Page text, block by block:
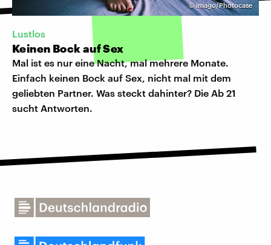
©imago/Photocase
Lustlos
Keinen Bock auf Sex
Mal ist es nur eine Nacht, mal mehrere Monate.
Einfach keinen Bock auf Sex, nicht mal mit dem
geliebten Partner. Was steckt dahinter? Die Ab 21
sucht Antworten.